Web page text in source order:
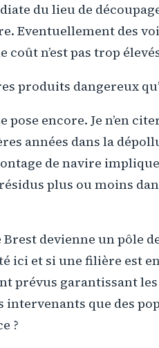
du lieu de
Eventuellement des
coût n’est pas trop
produits dangereux
pose encore. Je n’en
années dans la
de navire
plus ou moins
Brest devienne un pôle
ici et si une filière est
prévus garantissant
intervenants que des
?